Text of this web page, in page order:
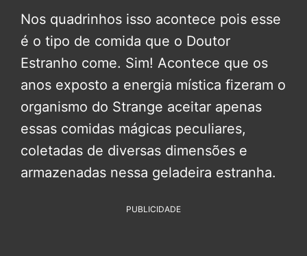
Nos quadrinhos isso acontece pois esse
é o tipo de comida que o Doutor
Estranho come. Sim! Acontece que os
anos exposto a energia mística fizeram o
organismo do Strange aceitar apenas
essas comidas mágicas peculiares,
coletadas de diversas dimensões e
armazenadas nessa geladeira estranha.
PUBLICIDADE